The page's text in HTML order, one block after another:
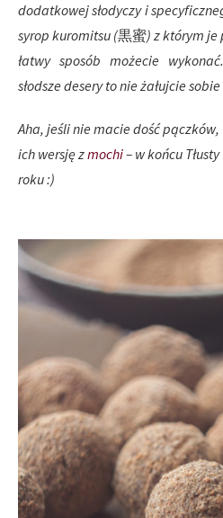
dodatkowej słodyczy i
syrop kuromitsu (黒蜜) z którym je
łatwy sposób możecie
słodsze desery to nie żałujcie
Aha, jeśli nie macie dość
ich wersję zmochi– w końcu
roku :)